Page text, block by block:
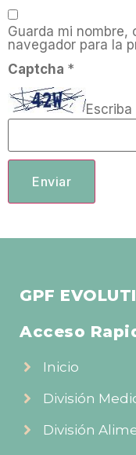
Guarda mi
navegador para la
Captcha *
GPF
Acceso
Inicio
División
División